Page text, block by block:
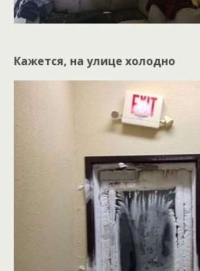
Кажется, на улице холодно